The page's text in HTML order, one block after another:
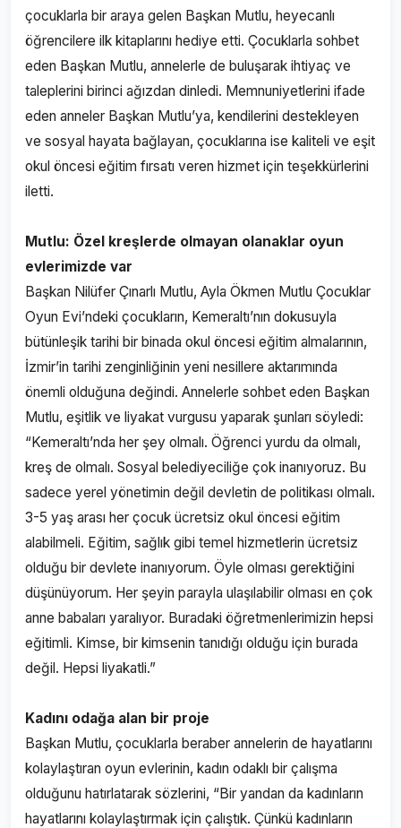
çocuklarla bir araya gelen Başkan Mutlu, heyecanlı
öğrencilere ilk kitaplarını hediye etti. Çocuklarla sohbet
eden Başkan Mutlu, annelerle de buluşarak ihtiyaç ve
taleplerini birinci ağızdan dinledi. Memnuniyetlerini ifade
eden anneler Başkan Mutlu’ya, kendilerini destekleyen
ve sosyal hayata bağlayan, çocuklarına ise kaliteli ve eşit
okul öncesi eğitim fırsatı veren hizmet için teşekkürlerini
iletti.
Mutlu: Özel kreşlerde olmayan olanaklar oyun
evlerimizde var
Başkan Nilüfer Çınarlı Mutlu, Ayla Ökmen Mutlu Çocuklar
Oyun Evi’ndeki çocukların, Kemeraltı’nın dokusuyla
bütünleşik tarihi bir binada okul öncesi eğitim almalarının,
İzmir’in tarihi zenginliğinin yeni nesillere aktarımında
önemli olduğuna değindi. Annelerle sohbet eden Başkan
Mutlu, eşitlik ve liyakat vurgusu yaparak şunları söyledi:
“Kemeraltı’nda her şey olmalı. Öğrenci yurdu da olmalı,
kreş de olmalı. Sosyal belediyeciliğe çok inanıyoruz. Bu
sadece yerel yönetimin değil devletin de politikası olmalı.
3-5 yaş arası her çocuk ücretsiz okul öncesi eğitim
alabilmeli. Eğitim, sağlık gibi temel hizmetlerin ücretsiz
olduğu bir devlete inanıyorum. Öyle olması gerektiğini
düşünüyorum. Her şeyin parayla ulaşılabilir olması en çok
anne babaları yaralıyor. Buradaki öğretmenlerimizin hepsi
eğitimli. Kimse, bir kimsenin tanıdığı olduğu için burada
değil. Hepsi liyakatli.”
Kadını odağa alan bir proje
Başkan Mutlu, çocuklarla beraber annelerin de hayatlarını
kolaylaştıran oyun evlerinin, kadın odaklı bir çalışma
olduğunu hatırlatarak sözlerini, “Bir yandan da kadınların
hayatlarını kolaylaştırmak için çalıştık. Çünkü kadınların